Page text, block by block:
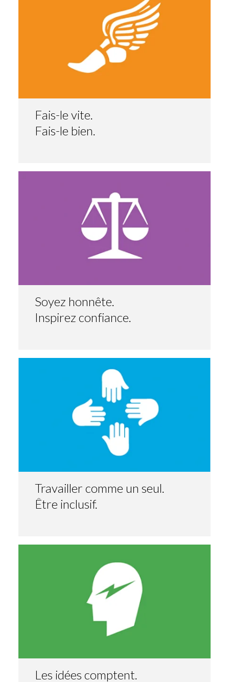
Fais-le vite.
Fais-le bien.
Soyez honnête.
Inspirez confiance.
Travailler comme un seul.
Être inclusif.
Les idées comptent.